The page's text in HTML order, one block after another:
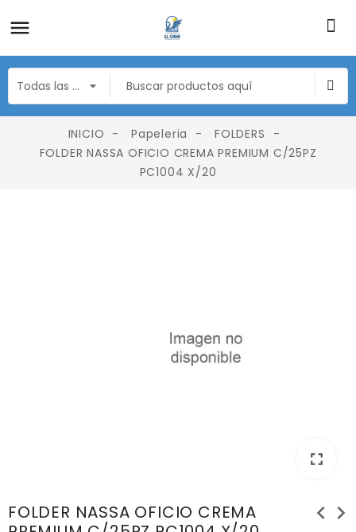
INICIO Papeleria
FOLDERS
FOLDER NASSA OFICIO CREMA PREMIUM C/25PZ
PC1004 X/20
fullscreen
FOLDER NASSA OFICIO CREMA
chevron_left chevron_right